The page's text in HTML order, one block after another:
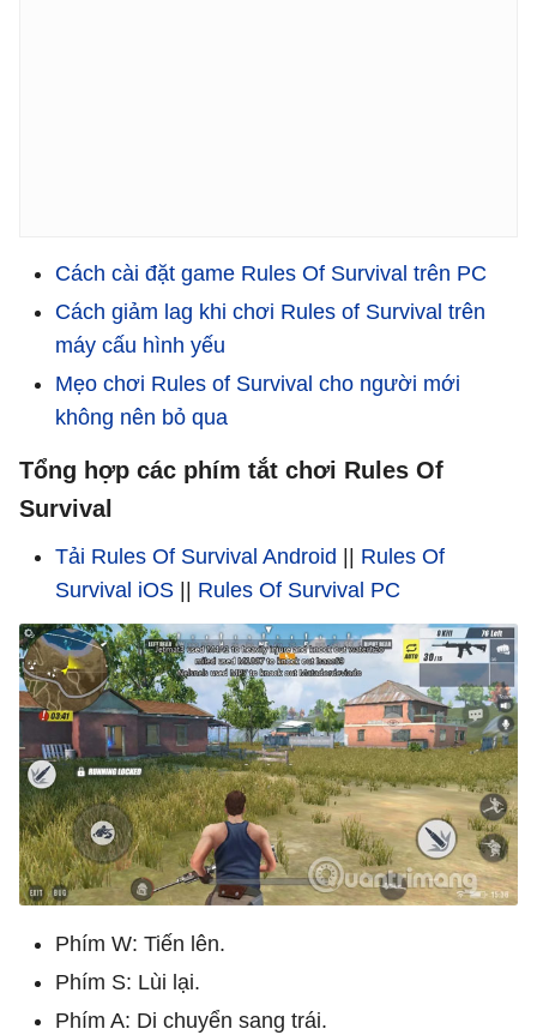
Cách cài đặt game Rules Of Survival trên PC
Cách giảm lag khi chơi Rules of Survival trên
máy cấu hình yếu
Mẹo chơi Rules of Survival cho người mới
không nên bỏ qua
Tổng hợp các phím tắt chơi Rules Of
Survival
Tải Rules Of Survival Android
Rules Of
Survival iOS
Rules Of Survival PC
Phím W: Tiến lên.
Phím S: Lùi lại.
Phím A: Di chuyển sang trái.